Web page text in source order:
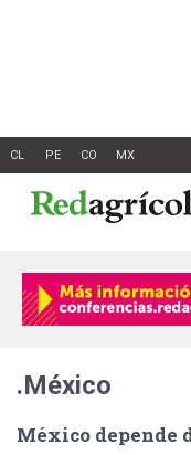
.México
México depende